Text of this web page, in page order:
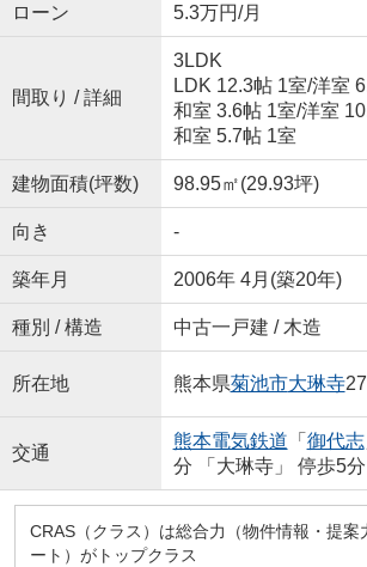
ローン 5.3万円/月
間取り / 詳細
3LDK
LDK 12.3帖 1室/洋室
和室 3.6帖 1室/洋室
和室 5.7帖 1室
建物面積(坪数) 98.95㎡(29.93坪)
向き -
築年月 2006年 4月(築20年)
種別 / 構造 中古一戸建 / 木造
所在地 熊本県菊池市大琳寺
交通
熊本電気鉄道 「 御代志
分 「大琳寺」 停歩5分
CRAS（クラス）は総合力（物件情報・提案
ート）がトップクラス